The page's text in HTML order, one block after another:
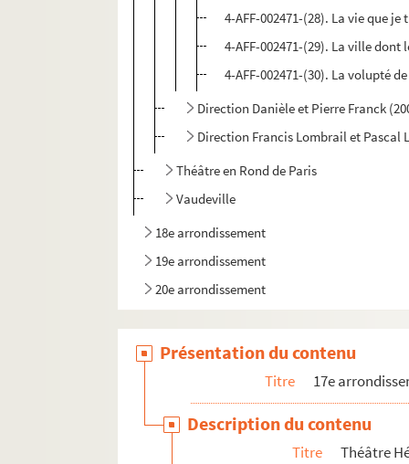
4-AFF-002471-(28). La vie que
4-AFF-002471-(29). La ville dont
4-AFF-002471-(30). La volupté
Direction Danièle et Pierre Franck
Direction Francis Lombrail et Pascal
Théâtre en Rond de Paris
Vaudeville
18e arrondissement
19e arrondissement
20e arrondissement
Présentation du contenu
Titre 17e
Description du contenu
Titre
Théâtre